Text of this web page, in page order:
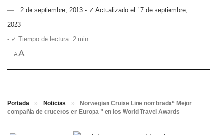
2 de septiembre, 2013 - ✓ Actualizado el 17 de septiembre,
2023
- ✓ Tiempo de lectura: 2 min
AA
Portada » Noticias »
Norwegian Cruise Line nombrada“ Mejor
compañía de cruceros en Europa ” en los World Travel Awards